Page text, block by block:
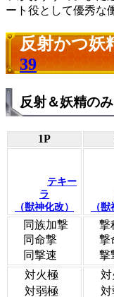
ート役として優秀な
反射かつ妖
39
反射＆妖精の
1P
テキー
ラ
（獣神化改）
（
同族加撃
同命撃
同撃速
撃
撃
撃
対火極
対弱極
対
対